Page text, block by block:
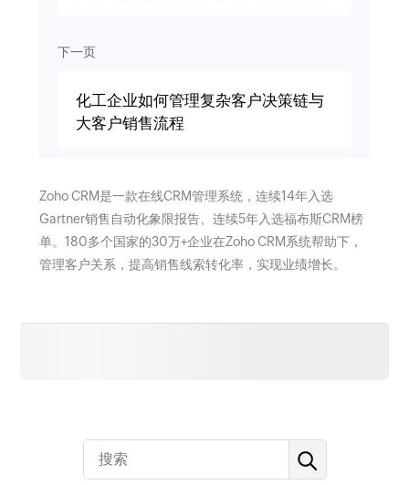
下一页
化工企业如何管理复杂客户决策链与
大客户销售流程
Zoho CRM是一款在线CRM管理系统，连续14年入选
Gartner销售自动化象限报告、连续5年入选福布斯CRM榜
单。180多个国家的30万+企业在Zoho CRM系统帮助下，
管理客户关系，提高销售线索转化率，实现业绩增长。